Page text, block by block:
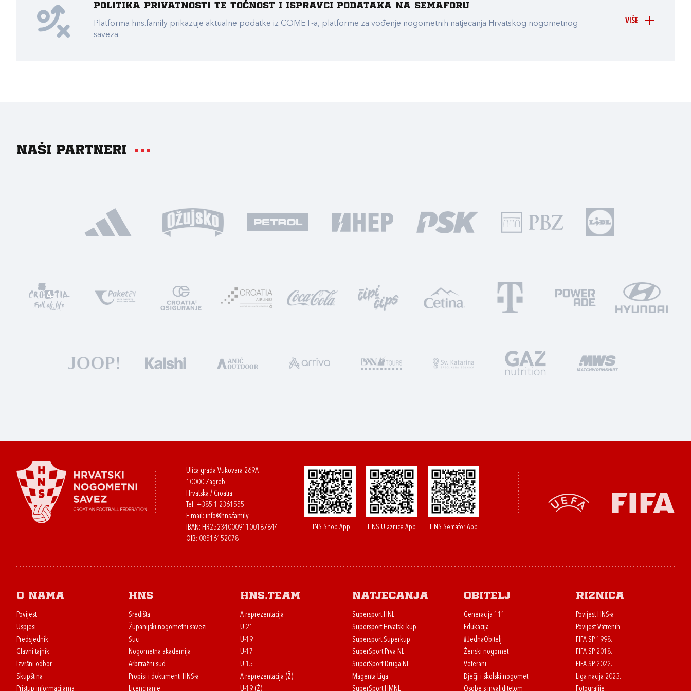
VIŠE
Politika privatnosti te točnost i ispravci podataka na Semaforu
Platforma hns.family prikazuje aktualne podatke iz COMET-a, platforme za vođenje nogometnih natjecanja Hrvatskog nogometnog
saveza.
Naši partneri
Ulica grada Vukovara 269A
10000 Zagreb
Hrvatska / Croatia
Tel: +385 1 2361555
E-mail: info@hns.family
IBAN: HR2523400091100187844
OIB: 08516152078
HNS Shop App HNS Ulaznice App HNS Semafor App
O nama
Povijest
Uspjesi
Predsjednik
Glavni tajnik
Izvršni odbor
Skupština
Pristup informacijama
HNS
Središta
Županijski nogometni savezi
Suci
Nogometna akademija
Arbitražni sud
Propisi i dokumenti HNS-a
Licenciranje
HNS.team
A reprezentacija
U-21
U-19
U-17
U-15
A reprezentacija (Ž)
U-19 (Ž)
Natjecanja
Supersport HNL
Supersport Hrvatski kup
Supersport Superkup
SuperSport Prva NL
SuperSport Druga NL
Magenta Liga
SuperSport HMNL
Obitelj
Generacija 111
Edukacija
#JednaObitelj
Ženski nogomet
Veterani
Dječji i školski nogomet
Osobe s invaliditetom
Riznica
Povijest HNS-a
Povijest Vatrenih
FIFA SP 1998.
FIFA SP 2018.
FIFA SP 2022.
Liga nacija 2023.
Fotografije